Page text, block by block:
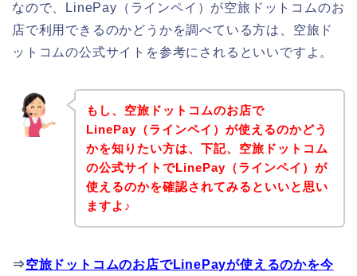
なので、LinePay（ラインペイ）が空旅ドットコムのお
店で利用できるのかどうかを調べている方は、空旅ド
ットコムの公式サイトを参考にされるといいですよ。
もし、空旅ドットコムのお店で
LinePay（ラインペイ）が使えるのかどう
かを知りたい方は、下記、空旅ドットコム
の公式サイトでLinePay（ラインペイ）が
使えるのかを確認されてみるといいと思い
ますよ♪
⇒空旅ドットコムのお店でLinePayが使えるのかを今